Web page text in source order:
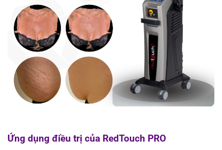
Ứng dụng điều trị của RedTouch PRO